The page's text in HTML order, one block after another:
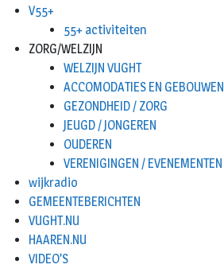
V55+
55+ activiteiten
ZORG/WELZIJN
WELZIJN VUGHT
ACCOMODATIES EN GEBOUWEN
GEZONDHEID / ZORG
JEUGD / JONGEREN
OUDEREN
VERENIGINGEN / EVENEMENTEN
wijkradio
GEMEENTEBERICHTEN
VUGHT.NU
HAAREN.NU
VIDEO’S